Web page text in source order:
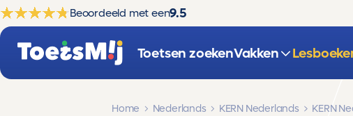
Beoordeeld met een9.5
Toetsen zoekenVakken
Home Nederlands KERN Nederlands
KERN